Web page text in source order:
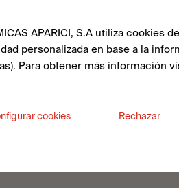
APARICI, S.A utiliza cookies
personalizada en base a la
Para obtener más información
cookies Rechazar